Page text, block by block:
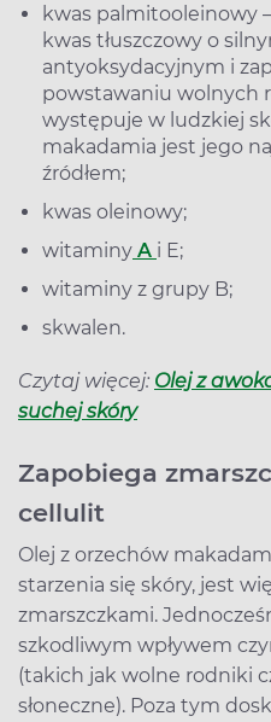
kwas palmitooleinowy
kwas tłuszczowy o
antyoksydacyjnym i
powstawaniu wolnych
występuje w ludzkiej
makadamia jest jego
źródłem;
kwas oleinowy;
witaminy A i E;
witaminy z grupy B;
skwalen.
Czytaj więcej: Olej z
suchej skóry
Zapobiega
cellulit
Olej z orzechów
starzenia się skóry, jest
zmarszczkami.
szkodliwym wpływem
(takich jak wolne rodniki
słoneczne). Poza tym